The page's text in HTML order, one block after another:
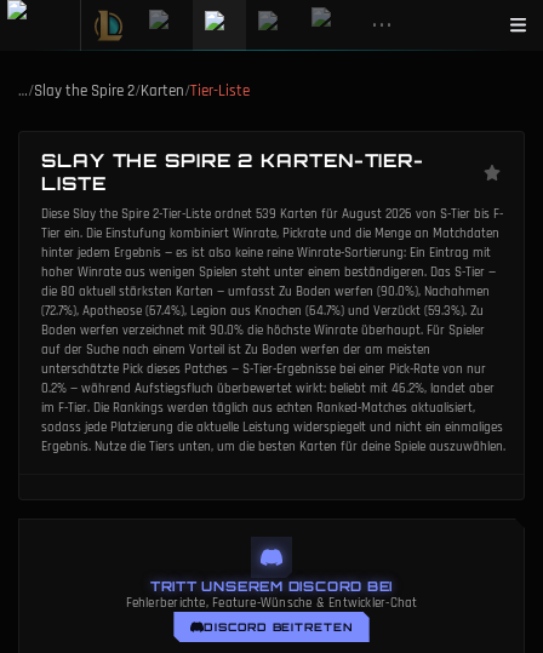
•••
…/Slay the Spire 2/Karten/Tier-Liste
SLAY THE SPIRE 2 KARTEN-TIER-
LISTE
Diese Slay the Spire 2-Tier-Liste ordnet 539 Karten für August 2026 von S-Tier bis F-
Tier ein. Die Einstufung kombiniert Winrate, Pickrate und die Menge an Matchdaten
hinter jedem Ergebnis — es ist also keine reine Winrate-Sortierung: Ein Eintrag mit
hoher Winrate aus wenigen Spielen steht unter einem beständigeren. Das S-Tier —
die 80 aktuell stärksten Karten — umfasst Zu Boden werfen (90.0%), Nachahmen
(72.7%), Apotheose (67.4%), Legion aus Knochen (64.7%) und Verzückt (59.3%). Zu
Boden werfen verzeichnet mit 90.0% die höchste Winrate überhaupt. Für Spieler
auf der Suche nach einem Vorteil ist Zu Boden werfen der am meisten
unterschätzte Pick dieses Patches — S-Tier-Ergebnisse bei einer Pick-Rate von nur
0.2% — während Aufstiegsfluch überbewertet wirkt: beliebt mit 46.2%, landet aber
im F-Tier. Die Rankings werden täglich aus echten Ranked-Matches aktualisiert,
sodass jede Platzierung die aktuelle Leistung widerspiegelt und nicht ein einmaliges
Ergebnis. Nutze die Tiers unten, um die besten Karten für deine Spiele auszuwählen.
TRITT UNSEREM DISCORD BEI
Fehlerberichte, Feature-Wünsche & Entwickler-Chat
DISCORD BEITRETEN